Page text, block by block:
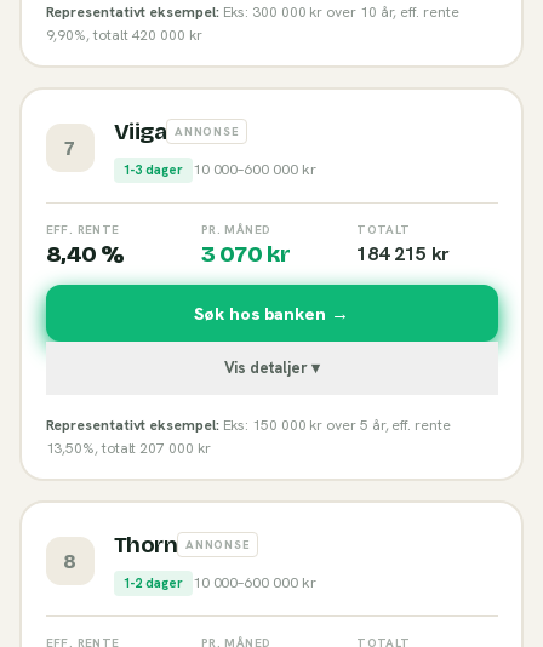
Representativt eksempel: Eks: 300 000 kr over 10 år, eff. rente
9,90%, totalt 420 000 kr
7
Viiga ANNONSE
1-3 dager 10 000–600 000kr
EFF. RENTE
8,40 %
PR. MÅNED
3 070 kr
TOTALT
184 215 kr
Søk hos banken →
Vis detaljer ▾
Representativt eksempel: Eks: 150 000 kr over 5 år, eff. rente
13,50%, totalt 207 000 kr
8
Thorn ANNONSE
1-2 dager 10 000–600 000kr
EFF. RENTE PR. MÅNED TOTALT